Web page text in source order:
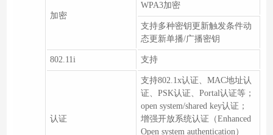
加密
WPA3加密
支持多种密钥更新触发条件动
态更新单播/广播密钥
802.11i 支持
认证
支持802.1x认证、MAC地址认
证、PSK认证、Portal认证等；
open system/shared key认证；
增强开放系统认证（Enhanced
Open system authentication）